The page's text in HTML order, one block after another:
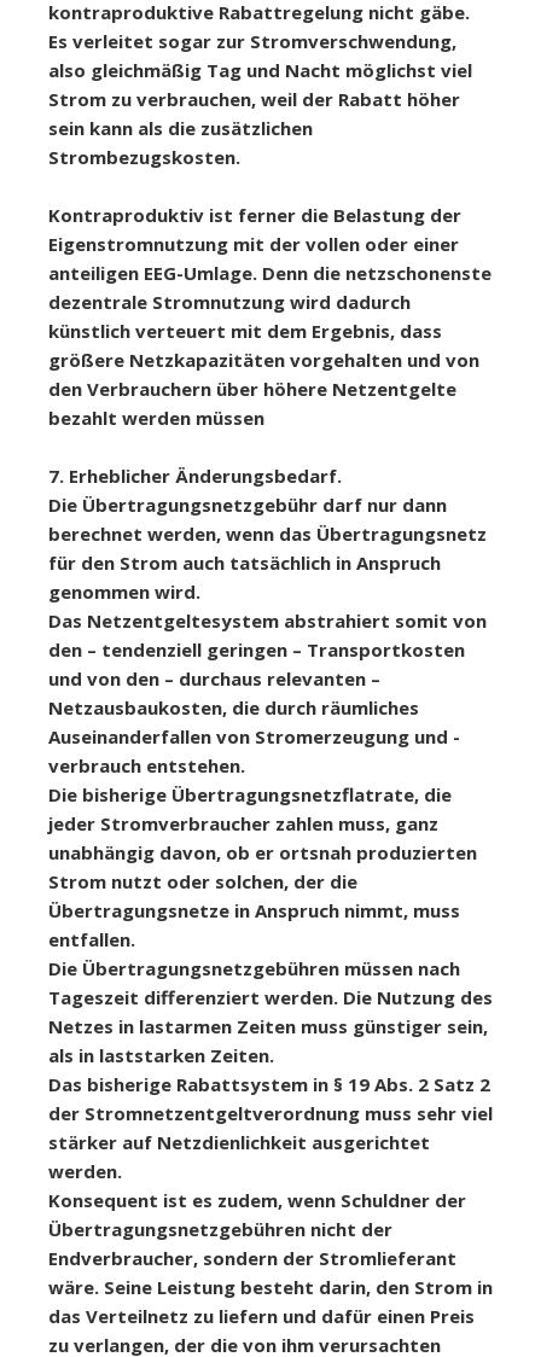
kontraproduktive Rabattregelung nicht gäbe.
Es verleitet sogar zur Stromverschwendung,
also gleichmäßig Tag und Nacht möglichst viel
Strom zu verbrauchen, weil der Rabatt höher
sein kann als die zusätzlichen
Strombezugskosten.
Kontraproduktiv ist ferner die Belastung der
Eigenstromnutzung mit der vollen oder einer
anteiligen EEG-Umlage. Denn die netzschonenste
dezentrale Stromnutzung wird dadurch
künstlich verteuert mit dem Ergebnis, dass
größere Netzkapazitäten vorgehalten und von
den Verbrauchern über höhere Netzentgelte
bezahlt werden müssen
7. Erheblicher Änderungsbedarf.
Die Übertragungsnetzgebühr darf nur dann
berechnet werden, wenn das Übertragungsnetz
für den Strom auch tatsächlich in Anspruch
genommen wird.
Das Netzentgeltesystem abstrahiert somit von
den – tendenziell geringen – Transportkosten
und von den – durchaus relevanten –
Netzausbaukosten, die durch räumliches
Auseinanderfallen von Stromerzeugung und -
verbrauch entstehen.
Die bisherige Übertragungsnetzflatrate, die
jeder Stromverbraucher zahlen muss, ganz
unabhängig davon, ob er ortsnah produzierten
Strom nutzt oder solchen, der die
Übertragungsnetze in Anspruch nimmt, muss
entfallen.
Die Übertragungsnetzgebühren müssen nach
Tageszeit differenziert werden. Die Nutzung des
Netzes in lastarmen Zeiten muss günstiger sein,
als in laststarken Zeiten.
Das bisherige Rabattsystem in § 19 Abs. 2 Satz 2
der Stromnetzentgeltverordnung muss sehr viel
stärker auf Netzdienlichkeit ausgerichtet
werden.
Konsequent ist es zudem, wenn Schuldner der
Übertragungsnetzgebühren nicht der
Endverbraucher, sondern der Stromlieferant
wäre. Seine Leistung besteht darin, den Strom in
das Verteilnetz zu liefern und dafür einen Preis
zu verlangen, der die von ihm verursachten